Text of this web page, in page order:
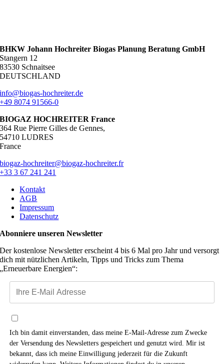
BHKW Johann Hochreiter Biogas Planung Beratung GmbH
Stangern 12
83530 Schnaitsee
DEUTSCHLAND
info@biogas-hochreiter.de
+49 8074 91566-0
BIOGAZ HOCHREITER France
364 Rue Pierre Gilles de Gennes,
54710 LUDRES
France
biogaz-hochreiter@biogaz-hochreiter.fr
+33 3 67 241 241
Kontakt
AGB
Impressum
Datenschutz
Abonniere unseren Newsletter
Der kostenlose Newsletter erscheint 4 bis 6 Mal pro Jahr und versorgt
dich mit nützlichen Artikeln, Tipps und Tricks zum Thema
„Erneuerbare Energien“:
Ich bin damit einverstanden, dass meine E‐Mail‐Adresse zum Zwecke
der Versendung des Newsletters gespeichert und genutzt wird. Mir ist
bekannt, dass ich meine Einwilligung jederzeit für die Zukunft